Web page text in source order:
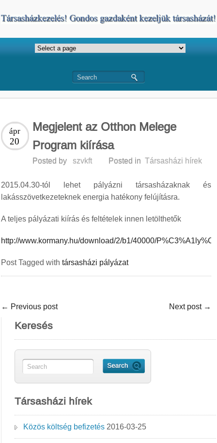
Megjelent az Otthon Melege
Program kiírása
ápr
20
Posted by szvkft Posted in Társasházi hírek
2015.04.30-tól lehet pályázni társasházaknak és
lakásszövetkezeteknek energia hatékony felújításra.
A teljes pályázati kiírás és feltételek innen letölthetők
http://www.kormany.hu/download/2/b1/40000/
Post Tagged withtársasházi pályázat
← Previous post Next post →
Keresés
Társasházi hírek
Közös költség befizetés 2016-03-25